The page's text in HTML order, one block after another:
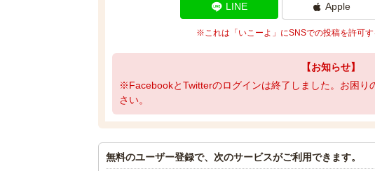
LINE Apple
※これは「いこーよ」にSNSでの投稿を許可す
【お知らせ】
※FacebookとTwitterのログインは終了しました。お困り
さい。
無料のユーザー登録で、次のサービスがご利用できます。